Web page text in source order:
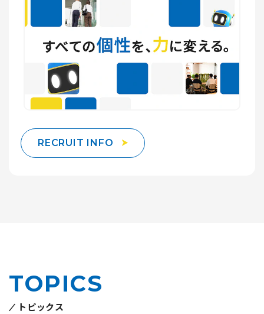
RECRUIT INFO
TOPICS
トピックス